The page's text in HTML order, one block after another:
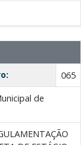
065
de